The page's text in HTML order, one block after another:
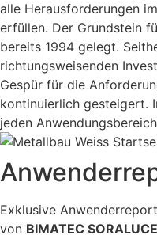
alle Herausforderungen
erfüllen. Der Grundstein
bereits 1994 gelegt.
richtungsweisenden
Gespür für die
kontinuierlich gesteigert.
jeden
Exklusive
von BIMATEC